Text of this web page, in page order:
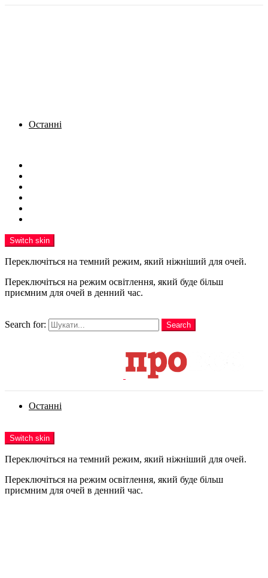
Останні
Switch skin
Переключіться на темний режим, який ніжніший для очей.
Переключіться на режим освітлення, який буде більш
приємним для очей в денний час.
Search for:
Search
Останні
Switch skin
Переключіться на темний режим, який ніжніший для очей.
Переключіться на режим освітлення, який буде більш
приємним для очей в денний час.